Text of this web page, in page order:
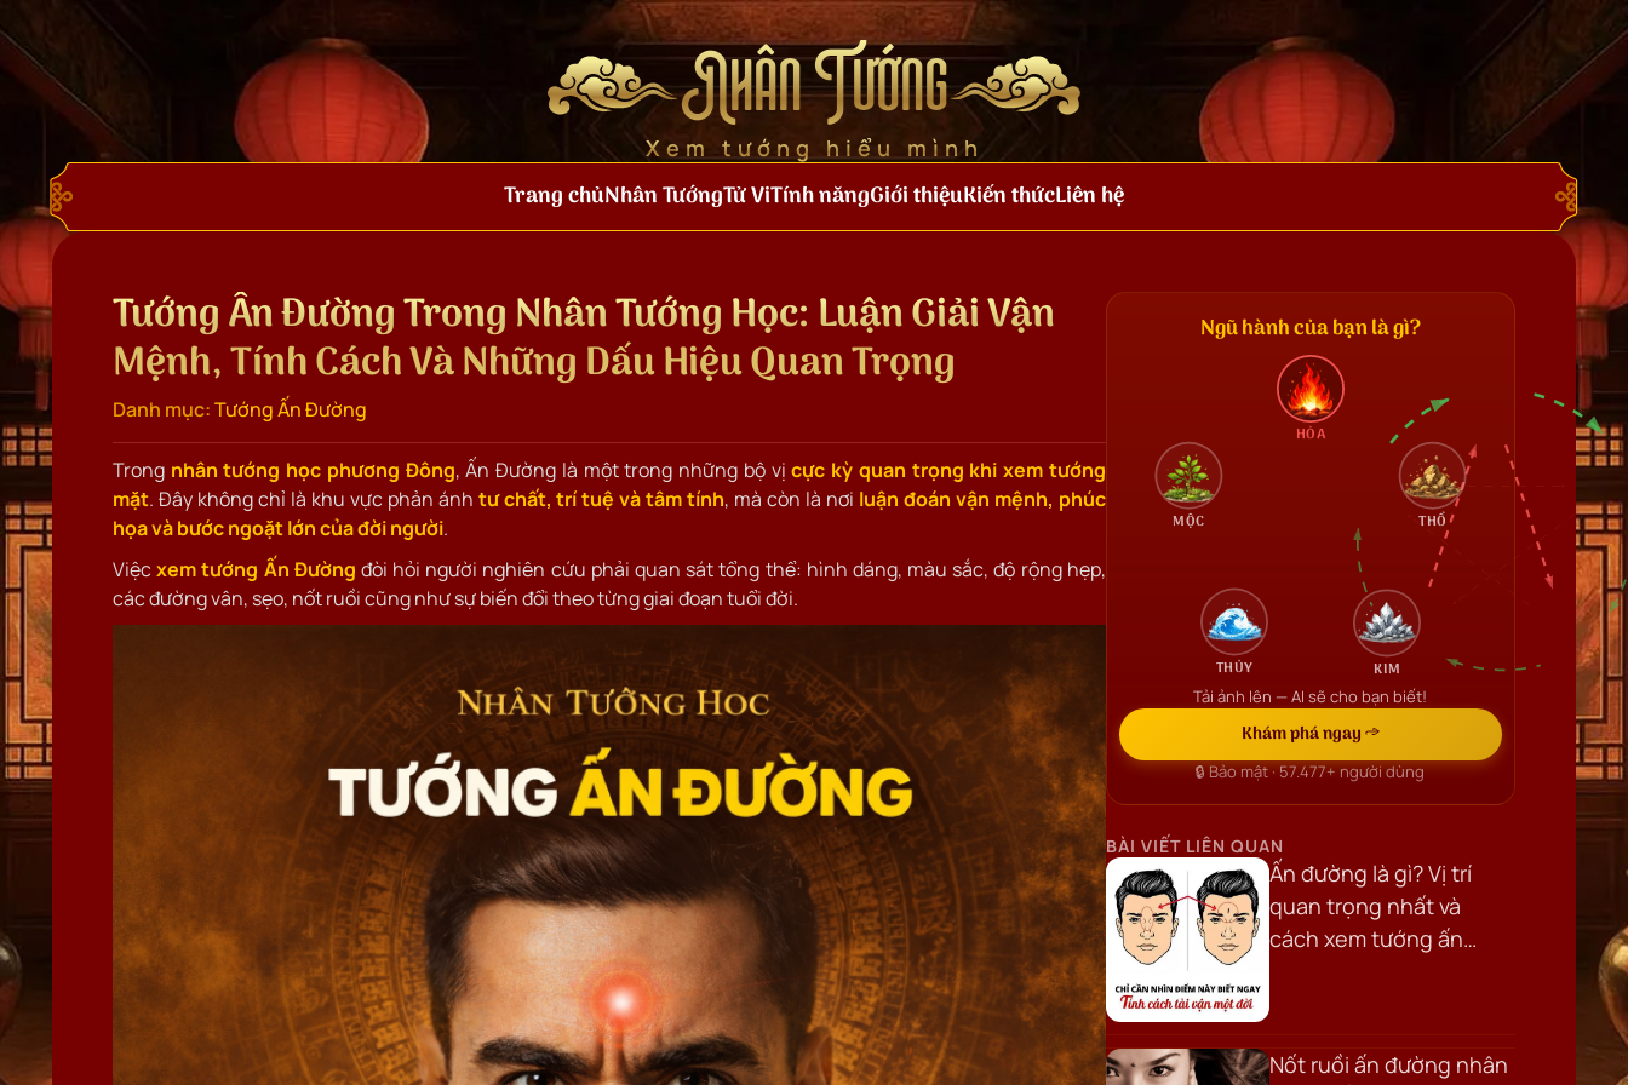
Nhân Tướng
Xem tướng hiểu mình
Trang chủNhân TướngTử ViTính năngGiới thiệuKiến thứcLiên hệ
Tướng Ấn Đường Trong Nhân Tướng Học: Luận Giải Vận
Mệnh, Tính Cách Và Những Dấu Hiệu Quan Trọng
Danh mục:Tướng Ấn Đường
Trong nhân tướng học phương Đông, Ấn Đường là một trong những bộ vịcực kỳ quan trọng khi xem tướng
mặt. Đây không chỉ là khu vực phản ánh tư chất, trí tuệ và tâm tính, mà còn là nơi luận đoán vận mệnh, phúc
họa và bước ngoặt lớn của đời người.
Việcxem tướng Ấn Đường đòi hỏi người nghiên cứu phải quan sát tổng thể: hình dáng, màu sắc, độ rộng hẹp,
các đường vân, sẹo, nốt ruồi cũng như sự biến đổi theo từng giai đoạn tuổi đời.
Ngũ hành của bạn là gì?
HỎA
THỔ
KIM
THỦY
MỘC
Tải ảnh lên — AI sẽ cho bạn biết!
Khám phá ngay →
🔒 Bảo mật ·57.477+người dùng
BÀI VIẾT LIÊN QUAN
Ấn đường là gì? Vị trí
quan trọng nhất và
cách xem tướng ấn
Nốt ruồi ấn đường nhân